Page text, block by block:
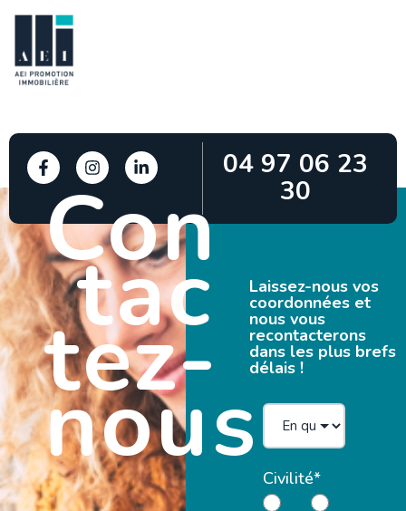
04 97 06 23
30
Con
tac
tez-
nous
Laissez-nous vos
coordonnées et
nous vous
recontacterons
dans les plus brefs
délais !
Civilité*